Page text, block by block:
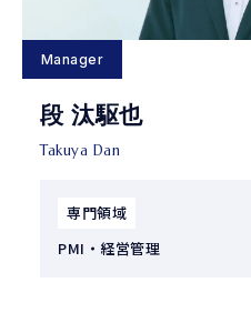
Manager
段 汰駆也
Takuya Dan
専門領域
PMI・経営管理